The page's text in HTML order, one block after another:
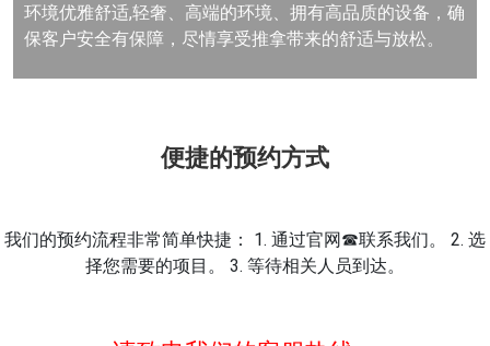
环境优雅舒适,轻奢、高端的环境、拥有高品质的设备，确
保客户安全有保障，尽情享受推拿带来的舒适与放松。
便捷的预约方式
我们的预约流程非常简单快捷： 1. 通过官网☎联系我们。 2. 选
择您需要的项目。 3. 等待相关人员到达。